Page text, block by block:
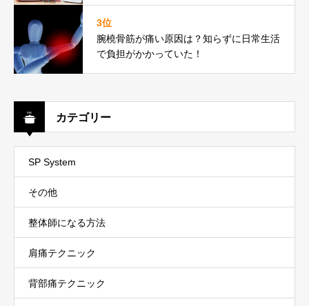
3位
腕橈骨筋が痛い原因は？知らずに日常生活
で負担がかかっていた！
カテゴリー
SP System
その他
整体師になる方法
肩痛テクニック
背部痛テクニック